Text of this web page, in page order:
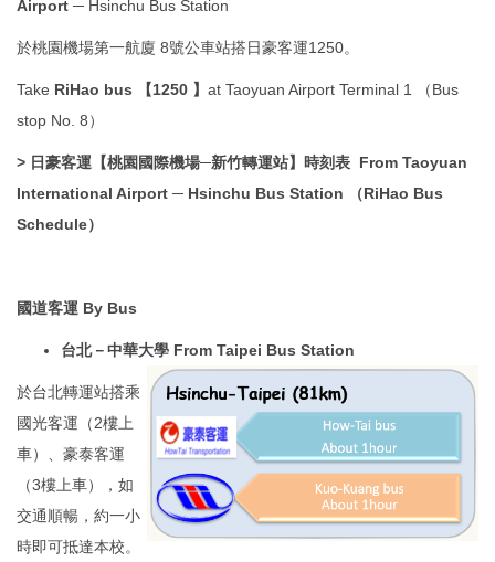
Airport ─ Hsinchu Bus Station
於桃園機場第一航廈 8號公車站搭日豪客運1250。
Take RiHao bus 【1250 】 at Taoyuan Airport Terminal 1 （Bus
stop No. 8）
> 日豪客運【桃園國際機場─新竹轉運站】時刻表 From Taoyuan
International Airport ─ Hsinchu Bus Station （RiHao Bus
Schedule）
國道客運 By Bus
台北－中華大學 From Taipei Bus Station
於台北轉運站搭乘
國光客運（2樓上
車）、豪泰客運
（3樓上車），如
交通順暢，約一小
時即可抵達本校。